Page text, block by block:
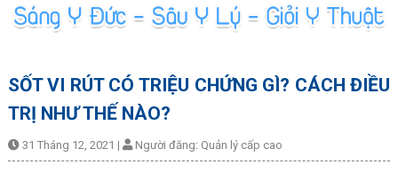
SỐT VI RÚT CÓ TRIỆU CHỨNG GÌ? CÁCH ĐIỀU
TRỊ NHƯ THẾ NÀO?
31 Tháng 12, 2021 | Người đăng: Quản lý cấp cao